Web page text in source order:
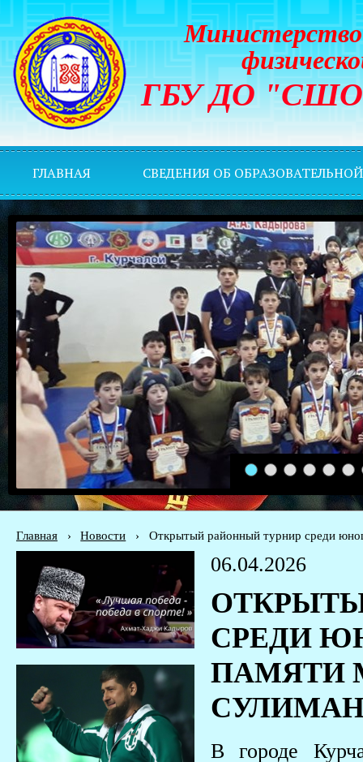
Министерство
ГБУ ДО "СШОР
ГЛАВНАЯ СВЕДЕНИЯ ОБ
1 2 3 4 5 6
Главная › Новости › Открытый районный турнир среди
06.04.2026
СРЕДИ
ПАМЯТИ
В городе